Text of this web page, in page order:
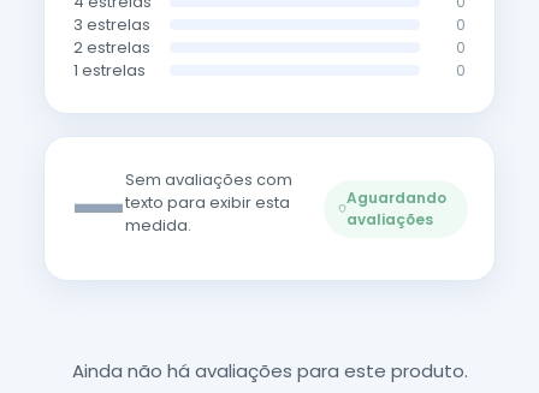
3 estrelas 0
2 estrelas 0
1 estrelas 0
—Sem avaliações com
texto para exibir esta
medida.
Aguardando
avaliações
Ainda não há avaliações para este produto.